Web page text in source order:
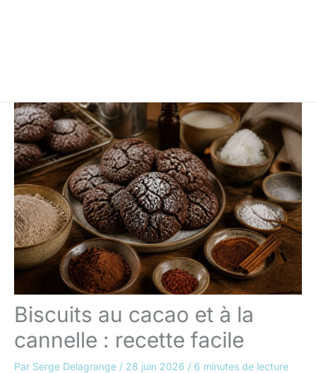
Biscuits au cacao et à la
cannelle : recette facile
Par Serge Delagrange / 28 juin 2026 / 6 minutes de lecture